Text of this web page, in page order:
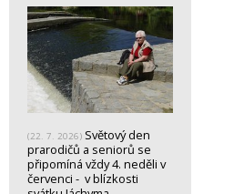
(22. 7. 2026) Světový den
prarodičů a seniorů se
připomíná vždy 4. neděli v
červenci - v blízkosti